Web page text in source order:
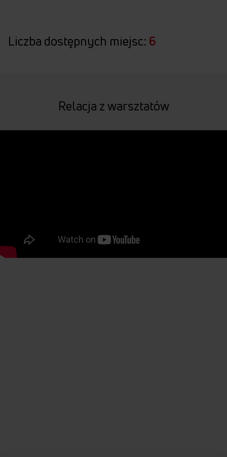
Liczba dostępnych miejsc: 6
Relacja z warsztatów